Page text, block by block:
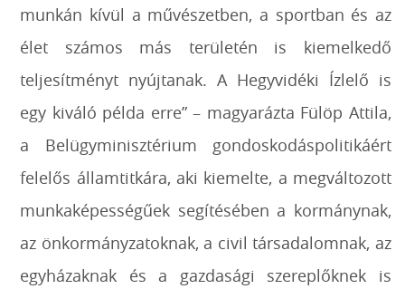
munkán kívül a művészetben, a sportban és az
élet számos más területén is kiemelkedő
teljesítményt nyújtanak. A Hegyvidéki Ízlelő is
egy kiváló példa erre” – magyarázta Fülöp Attila,
a Belügyminisztérium gondoskodáspolitikáért
felelős államtitkára, aki kiemelte, a megváltozott
munkaképességűek segítésében a kormánynak,
az önkormányzatoknak, a civil társadalomnak, az
egyházaknak és a gazdasági szereplőknek is